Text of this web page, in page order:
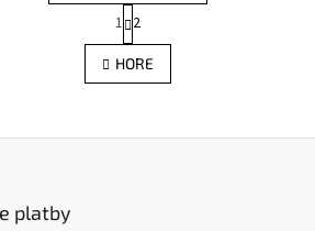
O
v
l
a
S
t
r
á
n
v
1 2
HORE
platby